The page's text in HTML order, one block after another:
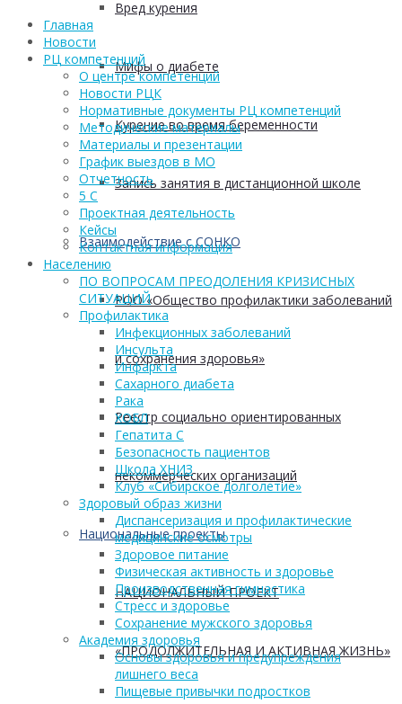
Вред курения
Мифы о диабете
Курение во время беременности
Запись занятия в дистанционной школе
Взаимодействие с СОНКО
РОО «Общество профилактики заболеваний
и сохранения здоровья»
Реестр социально ориентированных
некоммерческих организаций
Национальные проекты
НАЦИОНАЛЬНЫЙ ПРОЕКТ
«ПРОДОЛЖИТЕЛЬНАЯ И АКТИВНАЯ ЖИЗНЬ»
Главная
Новости
РЦ компетенций
О центре компетенций
Новости РЦК
Нормативные документы РЦ компетенций
Методические материалы
Материалы и презентации
График выездов в МО
Отчетность
5 С
Проектная деятельность
Кейсы
Контактная информация
Населению
ПО ВОПРОСАМ ПРЕОДОЛЕНИЯ КРИЗИСНЫХ
СИТУАЦИЙ
Профилактика
Инфекционных заболеваний
Инсульта
Инфаркта
Сахарного диабета
Рака
ХОБЛ
Гепатита С
Безопасность пациентов
Школа ХНИЗ
Клуб «Сибирское долголетие»
Здоровый образ жизни
Диспансеризация и профилактические
медицинские осмотры
Здоровое питание
Физическая активность и здоровье
Производственная гимнастика
Стресс и здоровье
Сохранение мужского здоровья
Академия здоровья
Основы здоровья и предупреждения
лишнего веса
Пищевые привычки подростков